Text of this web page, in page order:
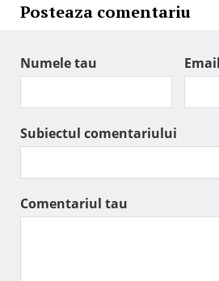
Posteaza comentariu
Numele tau
Subiectul comentariului
Comentariul tau